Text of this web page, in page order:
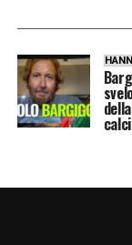
LA PLAYLIST